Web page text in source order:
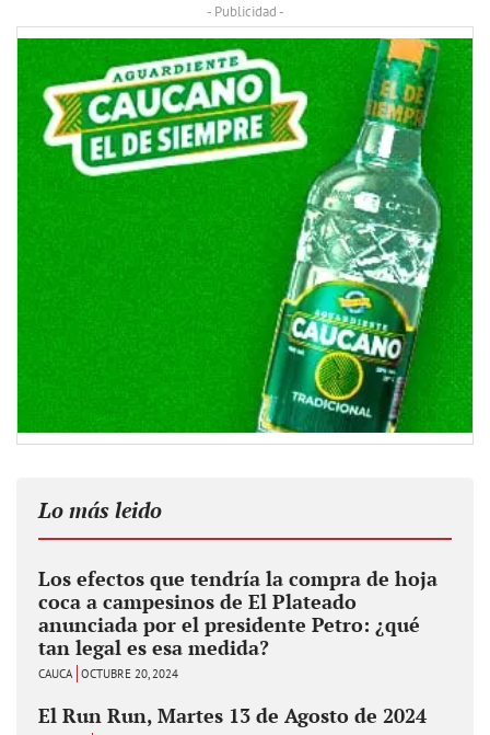
- Publicidad -
Lo más leido
Los efectos que tendría la compra de hoja
coca a campesinos de El Plateado
anunciada por el presidente Petro: ¿qué
tan legal es esa medida?
CAUCA OCTUBRE 20, 2024
El Run Run, Martes 13 de Agosto de 2024